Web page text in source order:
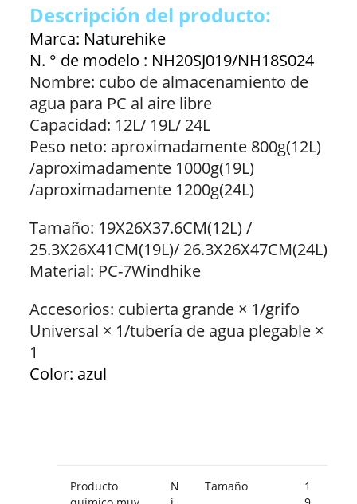
Descripción del producto:
Marca: Naturehike
N. ° de modelo : NH20SJ019/NH18S024
Nombre: cubo de almacenamiento de
agua para PC al aire libre
Capacidad: 12L/ 19L/ 24L
Peso neto: aproximadamente 800g(12L)
/aproximadamente 1000g(19L)
/aproximadamente 1200g(24L)
Tamaño: 19X26X37.6CM(12L) /
25.3X26X41CM(19L)/ 26.3X26X47CM(24L)
Material: PC-7Windhike
Accesorios: cubierta grande × 1/grifo
Universal × 1/tubería de agua plegable ×
1
Color: azul
Producto
N
Tamaño
1